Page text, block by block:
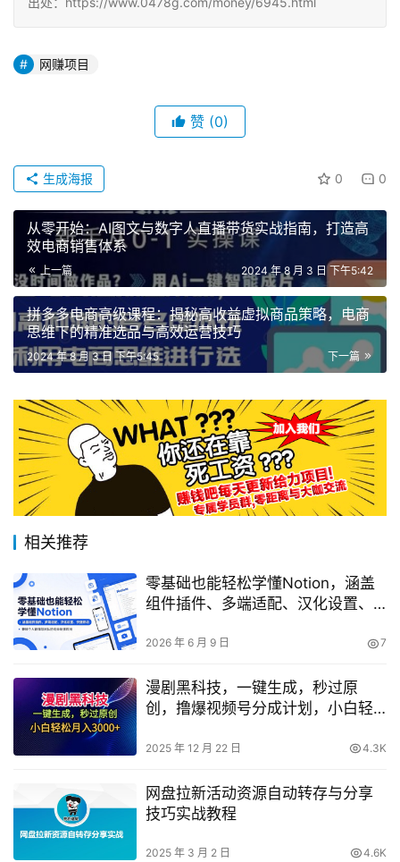
网赚项目
赞 (0)
0 0
生成海报
从零开始：AI图文与数字人直播带货实战指南，打造高
效电商销售体系
上一篇 2024 年 8 月 3 日 下午5:42
拼多多电商高级课程：揭秘高收益虚拟商品策略，电商
思维下的精准选品与高效运营技巧
下一篇
2024 年 8 月 3 日 下午5:45
相关推荐
零基础也能轻松学懂Notion，涵盖
组件插件、多端适配、汉化设置、
同全场景应用
2026 年 6 月 9 日 7
漫剧黑科技，一键生成，秒过原
创，撸爆视频号分成计划，小白轻
2025 年 12 月 22 日 4.3K
网盘拉新活动资源自动转存与分享
技巧实战教程
2025 年 3 月 2 日 4.6K